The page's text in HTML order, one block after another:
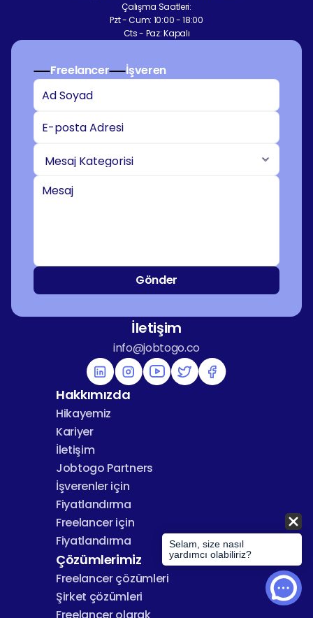
Çalışma Saatleri:
Pzt - Cum: 10:00 - 18:00
Cts - Paz: Kapalı
Freelancer İşveren
Gönder
İletişim
info@jobtogo.co
Hakkımızda
Hikayemiz
Kariyer
İletişim
Jobtogo Partners
İşverenler için
Fiyatlandırma
Freelancer için
Fiyatlandırma
Çözümlerimiz
Freelancer çözümleri
Şirket çözümleri
Selam, size nasıl
yardımcı olabiliriz?